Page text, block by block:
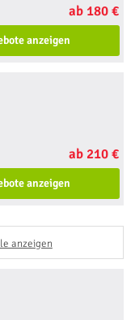
ab 180 €
anzeigen
ab 210 €
anzeigen
anzeigen